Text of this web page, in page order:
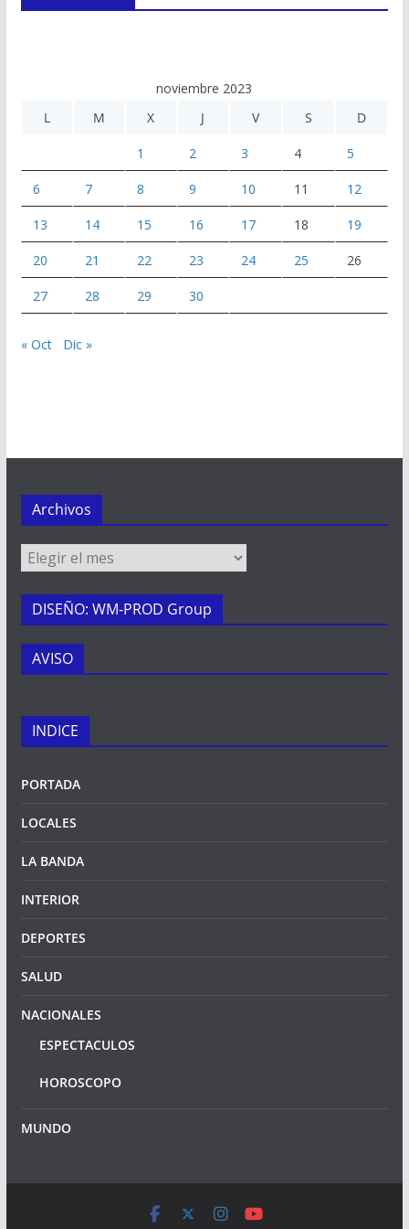
noviembre 2023
L
M X J V S D
1 2 3 4 5
6 7 8 9 10 11 12
13 14 15 16 17 18 19
20 21 22 23 24 25 26
27 28 29 30
« Oct Dic »
Archivos
Archivos
DISEÑO: WM-PROD Group
AVISO
INDICE
PORTADA
LOCALES
LA BANDA
INTERIOR
DEPORTES
SALUD
NACIONALES
ESPECTACULOS
HOROSCOPO
MUNDO